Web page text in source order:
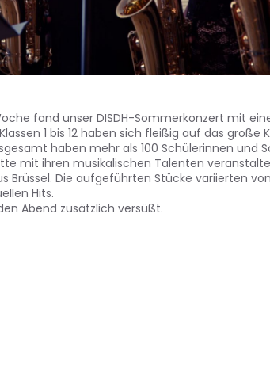
fand unser DISDH-Sommerkonzert mit
1 bis 12 haben sich fleißig auf das große
haben mehr als 100 Schülerinnen und
mit ihren musikalischen Talenten
Die aufgeführten Stücke variierten
Hits.
Abend zusätzlich versüßt.